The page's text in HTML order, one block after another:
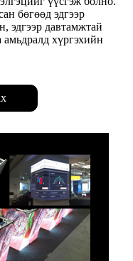
бөгөөд эдгээр
эдгээр давтамжтай
амьдралд хүргэхийн